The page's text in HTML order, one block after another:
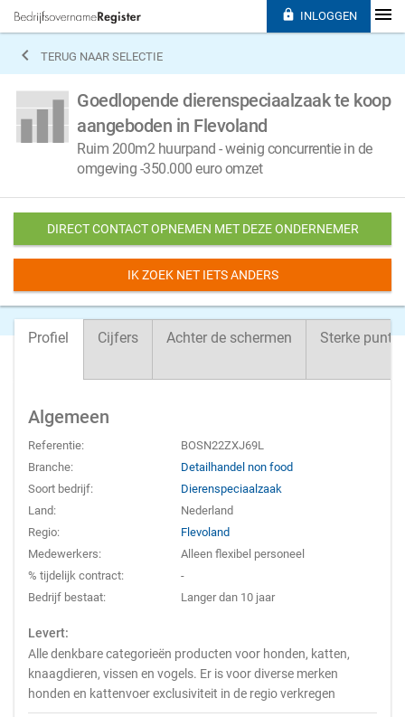
 TERUG NAAR SELECTIE
Goedlopende dierenspeciaalzaak te koop
aangeboden in Flevoland
Ruim 200m2 huurpand - weinig concurrentie in de
omgeving -350.000 euro omzet
DIRECT CONTACT OPNEMEN MET DEZE ONDERNEMER
IK ZOEK NET IETS ANDERS
Profiel Cijfers Achter de schermen Sterke
Algemeen
Referentie:
BOSN22ZXJ69L
Branche:
Detailhandel non food
Soort bedrijf:
Dierenspeciaalzaak
Land:
Nederland
Regio:
Flevoland
Medewerkers:
Alleen flexibel personeel
% tijdelijk contract:
-
Bedrijf bestaat:
Langer dan 10 jaar
Levert:
Alle denkbare categorieën producten voor honden, katten,
knaagdieren, vissen en vogels. Er is voor diverse merken
honden en kattenvoer exclusiviteit in de regio verkregen
 INLOGGEN